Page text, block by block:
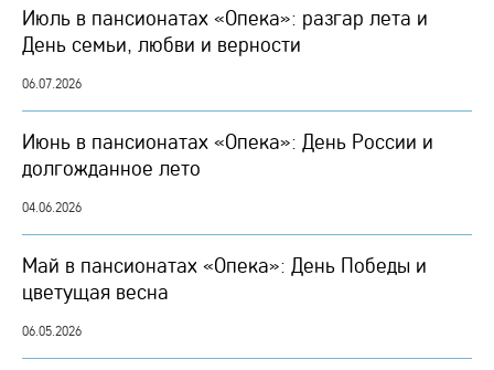
Июль в пансионатах «Опека»: разгар лета и
День семьи, любви и верности
06.07.2026
Июнь в пансионатах «Опека»: День России и
долгожданное лето
04.06.2026
Май в пансионатах «Опека»: День Победы и
цветущая весна
06.05.2026